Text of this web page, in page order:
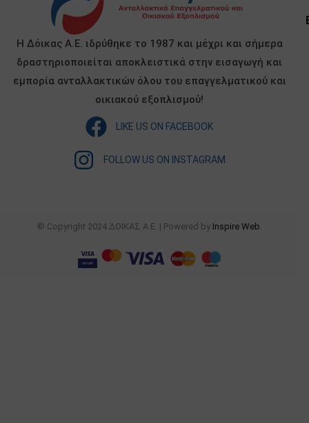
Η Δόικας Α.Ε. ιδρύθηκε το 1987 και μέχρι και σήμερα
δραστηριοποιείται αποκλειστικά στην εισαγωγή και
εμπορία ανταλλακτικών όλου του επαγγελματικού και
οικιακού εξοπλισμού!
LIKE US ON FACEBOOK
FOLLOW US ON INSTAGRAM
© Copyright 2024 ΔΟΙΚΑΣ Α.Ε. | Powered by Inspire Web